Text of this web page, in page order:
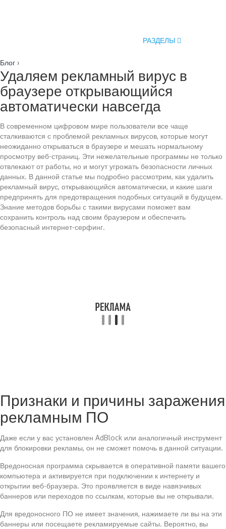
РАЗДЕЛЫ
Блог ›
Удаляем рекламный вирус в
браузере открывающийся
автоматически навсегда
В современном цифровом мире пользователи все чаще
сталкиваются с проблемой рекламных вирусов, которые могут
неожиданно открываться в браузере и мешать нормальному
просмотру веб-страниц. Эти нежелательные программы не только
отвлекают от работы, но и могут угрожать безопасности личных
данных. В данной статье мы подробно рассмотрим, как удалить
рекламный вирус, открывающийся автоматически, и какие шаги
предпринять для предотвращения подобных ситуаций в будущем.
Знание методов борьбы с такими вирусами поможет вам
сохранить контроль над своим браузером и обеспечить
безопасный интернет-серфинг.
Признаки и причины заражения
рекламным ПО
Даже если у вас установлен AdBlock или аналогичный инструмент
для блокировки рекламы, он не сможет помочь в данной ситуации.
Вредоносная программа скрывается в оперативной памяти вашего
компьютера и активируется при подключении к интернету и
открытии веб-браузера. Это проявляется в виде навязчивых
баннеров или переходов по ссылкам, которые вы не открывали.
Для вредоносного ПО не имеет значения, нажимаете ли вы на эти
баннеры или посещаете рекламируемые сайты. Вероятно, вы